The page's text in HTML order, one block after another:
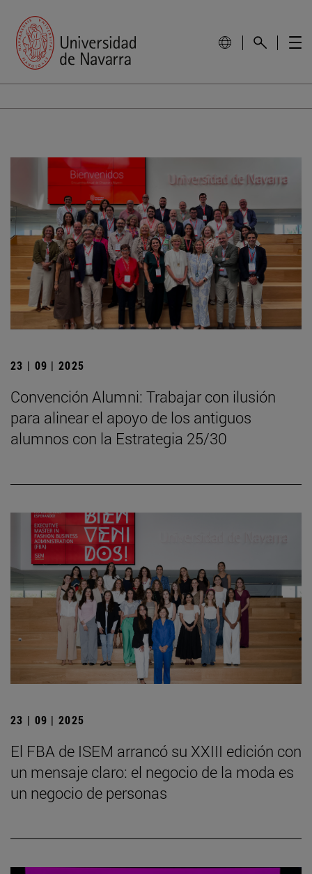
23 | 09 | 2025
Convención Alumni: Trabajar con ilusión
para alinear el apoyo de los antiguos
alumnos con la Estrategia 25/30
23 | 09 | 2025
El FBA de ISEM arrancó su XXIII edición con
un mensaje claro: el negocio de la moda es
un negocio de personas